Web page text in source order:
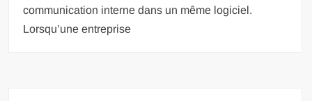
communication interne dans un même logiciel.
Lorsqu’une entreprise